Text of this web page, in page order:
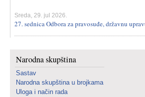
Sreda, 29. jul 2026.
27. sednica Odbora za pravosuđe, državnu
Narodna skupština
Sastav
Narodna skupština u brojkama
Uloga i način rada